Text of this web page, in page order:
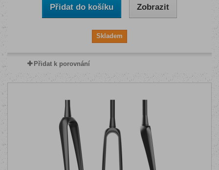
Přidat do košíku Zobrazit
Skladem
Přidat k porovnání